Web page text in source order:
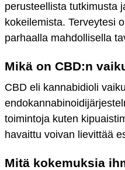
perusteellista tutkimusta
kokeilemista. Terveytesi
parhaalla mahdollisella
Mikä on CBD:n
CBD eli kannabidioli
toimintoja kuten
havaittu voivan lievittää
Mitä kokemuksia